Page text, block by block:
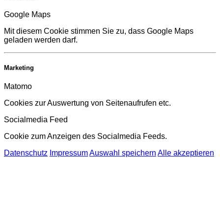
Google Maps
Mit diesem Cookie stimmen Sie zu, dass Google Maps
geladen werden darf.
Marketing
Matomo
Cookies zur Auswertung von Seitenaufrufen etc.
Socialmedia Feed
Cookie zum Anzeigen des Socialmedia Feeds.
Datenschutz ImpressumAuswahl speichern Alle akzeptieren